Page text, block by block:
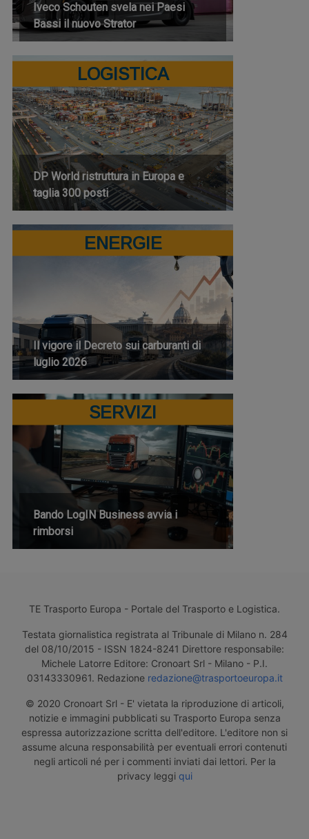
Iveco Schouten svela nei Paesi
Bassi il nuovo Strator
LOGISTICA
DP World ristruttura in Europa e
taglia 300 posti
ENERGIE
Il vigore il Decreto sui carburanti di
luglio 2026
SERVIZI
Bando LogIN Business avvia i
rimborsi
TE Trasporto Europa - Portale del Trasporto e Logistica.
Testata giornalistica registrata al Tribunale di Milano n. 284
del 08/10/2015 - ISSN 1824-8241 Direttore responsabile:
Michele Latorre Editore: Cronoart Srl - Milano - P.I.
03143330961. Redazione redazione@trasportoeuropa.it
© 2020 Cronoart Srl - E' vietata la riproduzione di articoli,
notizie e immagini pubblicati su Trasporto Europa senza
espressa autorizzazione scritta dell'editore. L'editore non si
assume alcuna responsabilità per eventuali errori contenuti
negli articoli né per i commenti inviati dai lettori. Per la
privacy leggi qui